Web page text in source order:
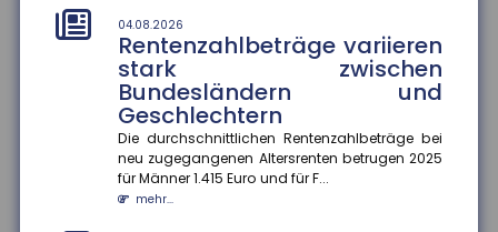
04.08.2026
Rentenzahlbeträge variieren
stark zwischen
Bundesländern und
Geschlechtern
Die durchschnittlichen Rentenzahlbeträge bei
neu zugegangenen Altersrenten betrugen 2025
für Männer 1.415 Euro und für F...
mehr...
Die kommunale Wärmeplanung schreitet in
Deutschland voran. Zum 30. Juni 2026 haben 2.836
Gemeinden ihre Pläne abgeschlos...
mehr...
01.08.2026
Passagierrechte auf Reisen
Verspätungen, ausgefallene Flüge oder verpasste
Anschlussverbindungen können den Sommerurlaub